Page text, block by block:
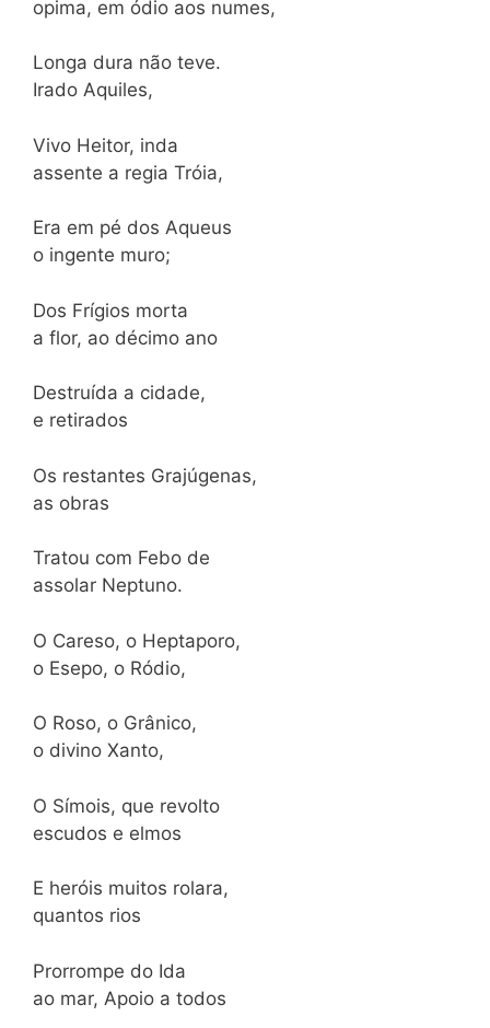
opima, em ódio aos numes,
Longa dura não teve.
Irado Aquiles,
Vivo Heitor, inda
assente a regia Tróia,
Era em pé dos Aqueus
o ingente muro;
Dos Frígios morta
a flor, ao décimo ano
Destruída a cidade,
e retirados
Os restantes Grajúgenas,
as obras
Tratou com Febo de
assolar Neptuno.
O Careso, o Heptaporo,
o Esepo, o Ródio,
O Roso, o Grânico,
o divino Xanto,
O Símois, que revolto
escudos e elmos
E heróis muitos rolara,
quantos rios
Prorrompe do Ida
ao mar, Apoio a todos